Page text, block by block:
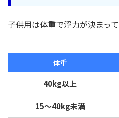
子供用は体重で浮力が決まって
体重
40kg以上
15〜40kg未満